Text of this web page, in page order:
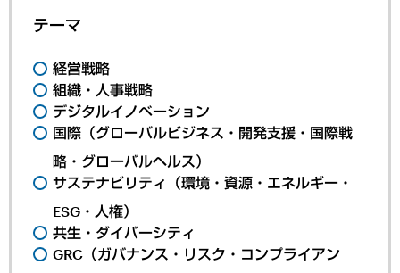
テーマ
経営戦略
組織・人事戦略
デジタルイノベーション
国際（グローバルビジネス・開発支援・国際戦
略・グローバルヘルス）
サステナビリティ（環境・資源・エネルギー・
ESG・人権）
共生・ダイバーシティ
GRC（ガバナンス・リスク・コンプライアン